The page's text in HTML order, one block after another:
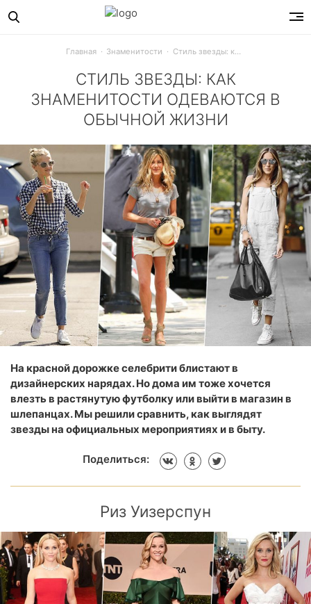
Главная Знаменитости
СТИЛЬ ЗВЕЗДЫ: КАК
ЗНАМЕНИТОСТИ ОДЕВАЮТСЯ В
ОБЫЧНОЙ ЖИЗНИ
На красных дорожках звезды блистают в нарядах от
На красной дорожке селебрити блистают в
дизайнерских нарядах. Но дома им тоже хочется
влезть в растянутую футболку или выйти в магазин в
шлепанцах. Мы решили сравнить, как выглядят
звезды на официальных мероприятиях и в быту.
Поделиться:
Риз Уизерспун